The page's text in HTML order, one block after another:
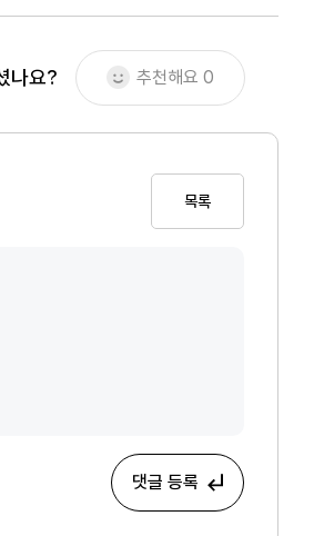
나요? 추천해요 0
목록
댓글 등록